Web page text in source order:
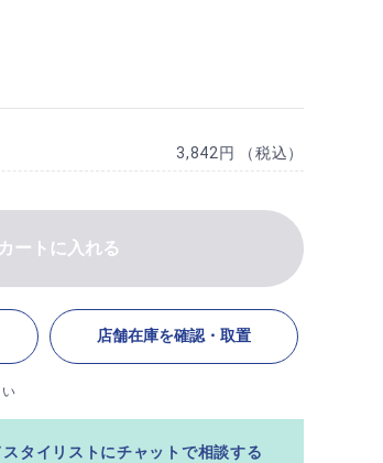
3,842円 （税込）
カートに入れる
店舗在庫を確認・取置
タイリストにチャットで相談する